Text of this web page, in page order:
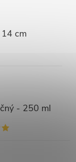
cm
- 250 ml